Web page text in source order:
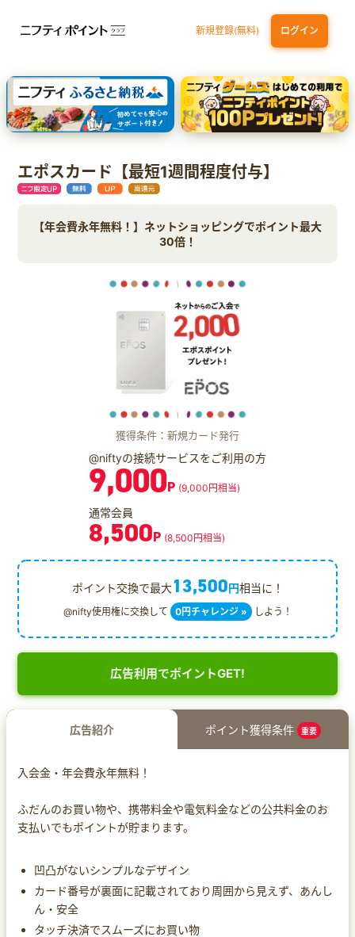
新規登録(無料) ログイン
dカード GOLD 三井住友カード ゴールド（NL）（家族カード発行）
【実質初月無料】DMM | Disney+(ディズニープラス) セットプラン
SBI証券 確定拠出年金（iDeCo）
エポスカード【最短1週間程度付与】
【年会費永年無料！】ネットショッピングでポイント最大
30倍！
獲得条件：新規カード発行
@niftyの接続サービスをご利用の方
9,000P (9,000円相当)
通常会員
8,500P (8,500円相当)
ポイント交換で最大13,500円相当に！
@nifty使用権に交換して 0円チャレンジ » しよう！
広告利用でポイントGET!
広告紹介 ポイント獲得条件 重要
入会金・年会費永年無料！
ふだんのお買い物や、携帯料金や電気料金などの公共料金のお
支払いでもポイントが貯まります。
凹凸がないシンプルなデザイン
カード番号が裏面に記載されており周囲から見えず、あんし
ん・安全
タッチ決済でスムーズにお買い物